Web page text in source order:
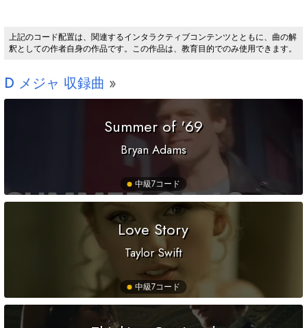
上記のコード配置は、関連するインタラクティブコンテンツとともに、曲の解
釈としての作者自身の作品です。この作品は、教育目的でのみ使用できます。
D メジャ 収録曲
Summer of '69
Bryan Adams
中級7コード
Love Story
Taylor Swift
中級7コード